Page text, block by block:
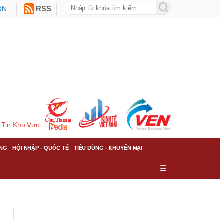
RSS
Tin Khu Vực
HỘI NHẬP - QUỐC TẾ TIÊU DÙNG - KHUYẾN MẠI